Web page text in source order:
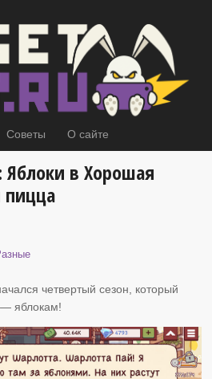
Советы О сайте
Яблоки в Хорошая
пицца
четвертый сезон, который
— яблокам!